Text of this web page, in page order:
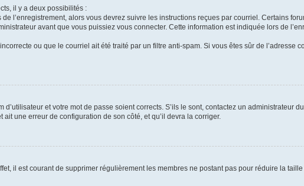
il y a deux possibilités :
l’enregistrement, alors vous devrez suivre les instructions reçues par courriel. Certains
avant que vous puissiez vous connecter. Cette information est indiquée lors de
ou que le courriel ait été traité par un filtre anti-spam. Si vous êtes sûr de l’adresse
et votre mot de passe soient corrects. S’ils le sont, contactez un administrateur
une erreur de configuration de son côté, et qu’il devra la corriger.
il est courant de supprimer régulièrement les membres ne postant pas pour réduire la